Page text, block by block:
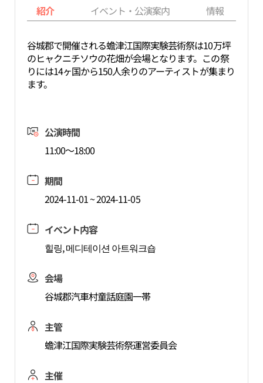
紹介 イベント・公演案内 情報
谷城郡で開催される蟾津江国際実験芸術祭は10万坪
のヒャクニチソウの花畑が会場となります。この祭
りには14ヶ国から150人余りのアーティストが集まり
ます。
公演時間
11:00～18:00
期間
2024-11-01 ~ 2024-11-05
イベント内容
힐링, 메디테이션 아트워크숍
会場
谷城郡汽車村童話庭園一帯
主管
蟾津江国際実験芸術祭運営委員会
主催